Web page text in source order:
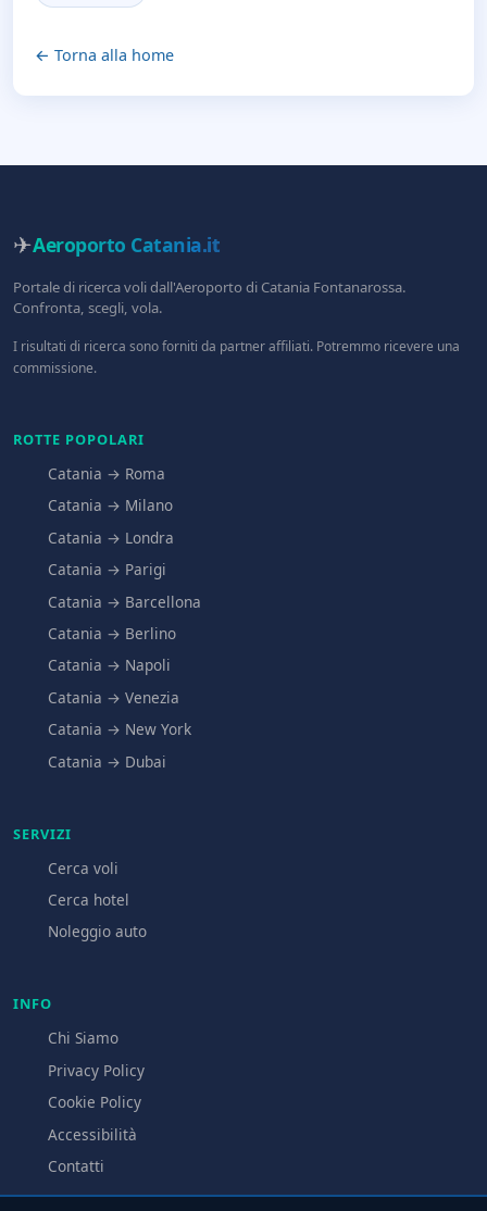
← Torna alla home
✈Aeroporto Catania.it
Portale di ricerca voli dall'Aeroporto di Catania Fontanarossa.
Confronta, scegli, vola.
I risultati di ricerca sono forniti da partner affiliati. Potremmo ricevere una
commissione.
ROTTE POPOLARI
Catania → Roma
Catania → Milano
Catania → Londra
Catania → Parigi
Catania → Barcellona
Catania → Berlino
Catania → Napoli
Catania → Venezia
Catania → New York
Catania → Dubai
SERVIZI
Cerca voli
Cerca hotel
Noleggio auto
INFO
Chi Siamo
Privacy Policy
Cookie Policy
Accessibilità
Contatti